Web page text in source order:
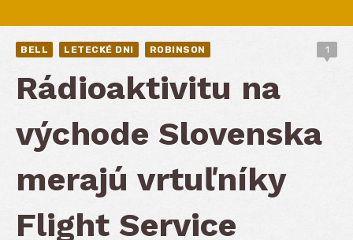
BELL LETECKÉ DNI ROBINSON 1
Rádioaktivitu na
východe Slovenska
merajú vrtuľníky
Flight Service